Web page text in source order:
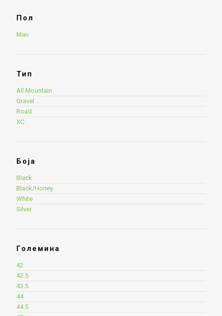
Пол
Man
Тип
All Mountain
Gravel
Road
XC
Боја
Black
Black/Honey
White
Silver
Големина
42
42.5
43.5
44
44.5